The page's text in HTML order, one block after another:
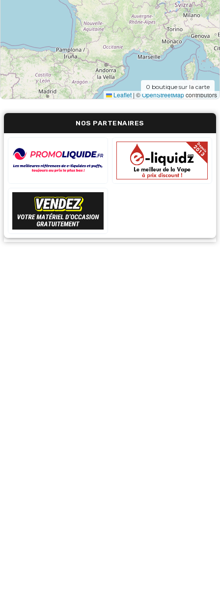
Leaflet | ©OpenStreetMapcontributors
0 boutique sur la carte
NOS PARTENAIRES